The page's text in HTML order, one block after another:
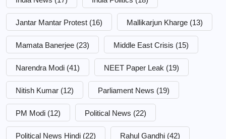
Jantar Mantar Protest (16) Mallikarjun Kharge (13)
Mamata Banerjee (23) Middle East Crisis (15)
Narendra Modi (41) NEET Paper Leak (19)
Nitish Kumar (12) Parliament News (19)
PM Modi (12) Political News (22)
Political News Hindi (22) Rahul Gandhi (42)